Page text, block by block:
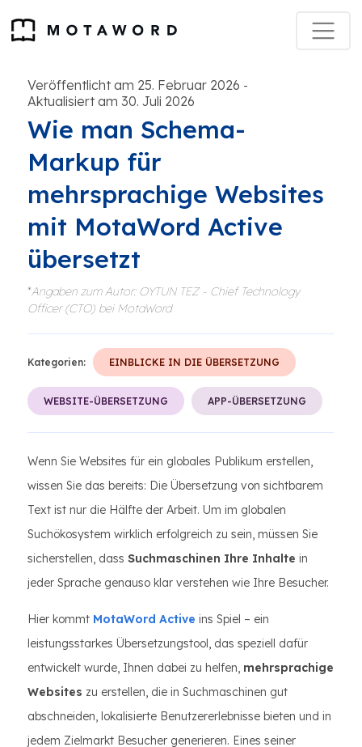
Veröffentlicht am 25. Februar 2026 -
Aktualisiert am 30. Juli 2026
Wie man Schema-
Markup für
mehrsprachige Websites
mit MotaWord Active
übersetzt
*Angaben zum Autor: OYTUN TEZ - Chief Technology
Officer (CTO) bei MotaWord
Kategorien: EINBLICKE IN DIE ÜBERSETZUNG
WEBSITE-ÜBERSETZUNG APP-ÜBERSETZUNG
Wenn Sie Websites für ein globales Publikum erstellen,
wissen Sie das bereits: Die Übersetzung von sichtbarem
Text ist nur die Hälfte der Arbeit. Um im globalen
Suchökosystem wirklich erfolgreich zu sein, müssen Sie
sicherstellen, dass Suchmaschinen Ihre Inhalte in
jeder Sprache genauso klar verstehen wie Ihre Besucher.
Hier kommt MotaWord Active ins Spiel – ein
leistungsstarkes Übersetzungstool, das speziell dafür
entwickelt wurde, Ihnen dabei zu helfen, mehrsprachige
Websites zu erstellen, die in Suchmaschinen gut
abschneiden, lokalisierte Benutzererlebnisse bieten und in
jedem Zielmarkt Besucher generieren. Eines seiner